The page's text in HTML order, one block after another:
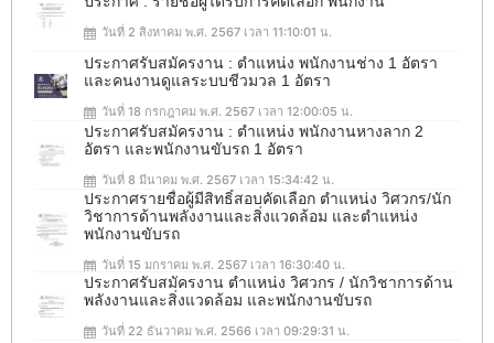
วันที่ 2 สิงหาคม พ.ศ. 2567 เวลา 11:10:01 น.
ประกาศรับสมัครงาน : ตำแหน่ง พนักงานช่าง 1 อัตรา
และคนงานดูแลระบบชีวมวล 1 อัตรา
วันที่ 18 กรกฎาคม พ.ศ. 2567 เวลา 12:00:05 น.
ประกาศรับสมัครงาน : ตำแหน่ง พนักงานหางลาก 2
อัตรา และพนักงานขับรถ 1 อัตรา
วันที่ 8 มีนาคม พ.ศ. 2567 เวลา 15:34:42 น.
ประกาศรายชื่อผู้มีสิทธิ์สอบคัดเลือก ตำแหน่ง วิศวกร/นัก
วิชาการด้านพลังงานและสิ่งแวดล้อม และตำแหน่ง
พนักงานขับรถ
วันที่ 15 มกราคม พ.ศ. 2567 เวลา 16:30:40 น.
ประกาศรับสมัครงาน ตำแหน่ง วิศวกร / นักวิชาการด้าน
พลังงานและสิ่งแวดล้อม และพนักงานขับรถ
วันที่ 22 ธันวาคม พ.ศ. 2566 เวลา 09:29:31 น.